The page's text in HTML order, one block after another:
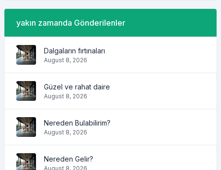
yakın zamanda Gönderilenler
Dalgaların fırtınaları
August 8, 2026
Güzel ve rahat daire
August 8, 2026
Nereden Bulabilirim?
August 8, 2026
Nereden Gelir?
August 8, 2026